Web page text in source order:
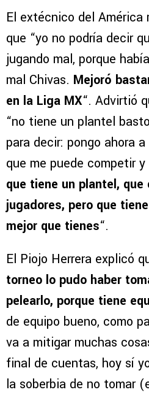
El extécnico del América
que “yo no podría decir
jugando mal, porque
mal Chivas. Mejoró
en la Liga MX“. Advirtió
“no tiene un plantel
para decir: pongo ahora
que me puede competir
que tiene un plantel, que
jugadores, pero que
mejor que tienes“.
El Piojo Herrera explicó
torneo lo pudo haber
pelearlo, porque tiene
de equipo bueno, como
va a mitigar muchas
final de cuentas, hoy sí
la soberbia de no tomar